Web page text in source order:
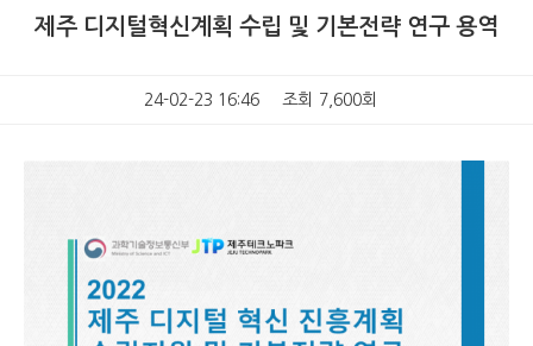
제주 디지털혁신계획 수립 및 기본전략 연구 용역
24-02-23 16:46 조회 7,600회